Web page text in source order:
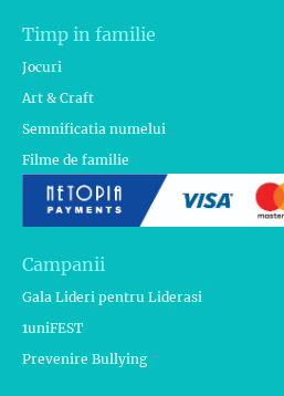
Timp in familie
Jocuri
Art & Craft
Semnificatia numelui
Filme de familie
Campanii
Gala Lideri pentru Liderasi
1uniFEST
Prevenire Bullying